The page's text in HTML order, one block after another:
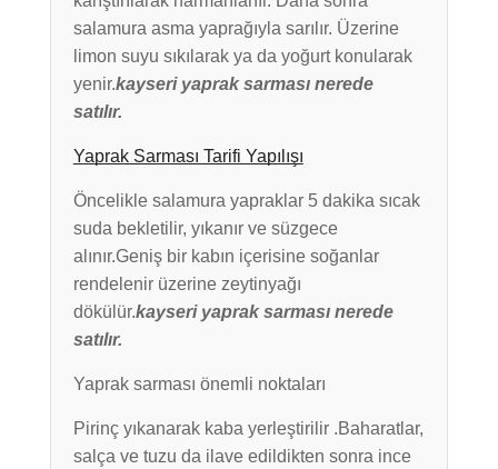
salamura asma yaprağıyla sarılır. Üzerine
limon suyu sıkılarak ya da yoğurt konularak
yenir.kayseri yaprak sarması nerede
satılır.
Yaprak Sarması Tarifi Yapılışı
Öncelikle salamura yapraklar 5 dakika sıcak
suda bekletilir, yıkanır ve süzgece
alınır.Geniş bir kabın içerisine soğanlar
rendelenir üzerine zeytinyağı
dökülür.kayseri yaprak sarması nerede
satılır.
Yaprak sarması önemli noktaları
Pirinç yıkanarak kaba yerleştirilir .Baharatlar,
salça ve tuzu da ilave edildikten sonra ince